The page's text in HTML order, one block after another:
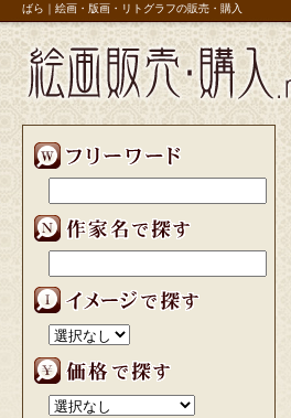
ばら｜絵画・版画・リトグラフの販売・購入